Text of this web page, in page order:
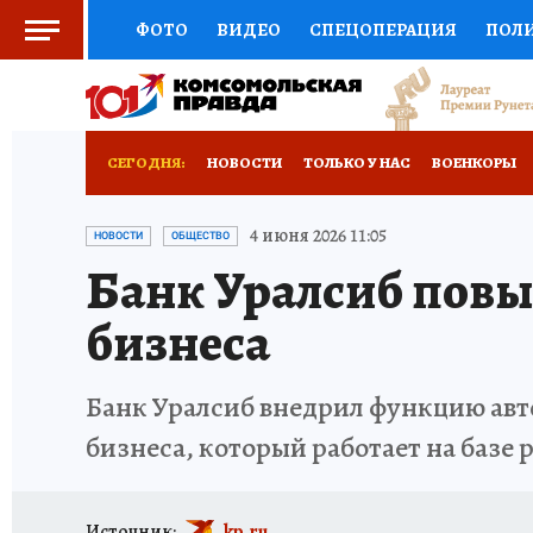
ФОТО ВИДЕО СПЕЦОПЕРАЦИЯ
СОЦПОДДЕРЖКА НАУКА СПОРТ
НЕДВИЖИМОСТЬ
РЕКЛАМА
СЕГОДНЯ: НОВОСТИ ТОЛЬКО У НАС ВОЕНКОРЫ
ПРОИСШЕСТВИЯ АФИША
НОВОСТИ ОБЩЕСТВО 4 июня 2026 11:05
Банк Уралсиб
бизнеса
Банк Уралсиб внедрил функцию
бизнеса, который работает на